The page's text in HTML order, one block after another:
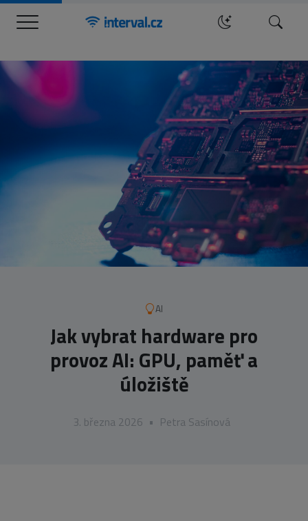
Menu Hledat
AI
Jak vybrat hardware pro
provoz AI: GPU, paměť a
úložiště
3. března 2026 • Petra Sasínová